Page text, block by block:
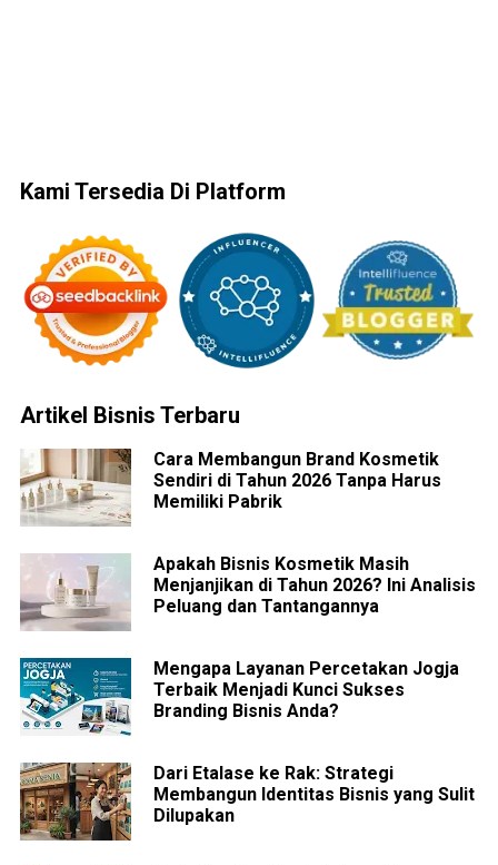
Kami Tersedia Di Platform
Artikel Bisnis Terbaru
Cara Membangun Brand Kosmetik
Sendiri di Tahun 2026 Tanpa Harus
Memiliki Pabrik
Apakah Bisnis Kosmetik Masih
Menjanjikan di Tahun 2026? Ini Analisis
Peluang dan Tantangannya
Mengapa Layanan Percetakan Jogja
Terbaik Menjadi Kunci Sukses
Branding Bisnis Anda?
Dari Etalase ke Rak: Strategi
Membangun Identitas Bisnis yang Sulit
Dilupakan